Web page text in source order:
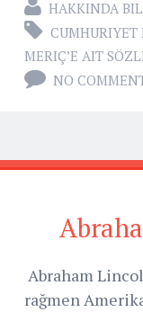
HAKKINDA
MERIÇ’E AIT
NO
Abraham
rağmen